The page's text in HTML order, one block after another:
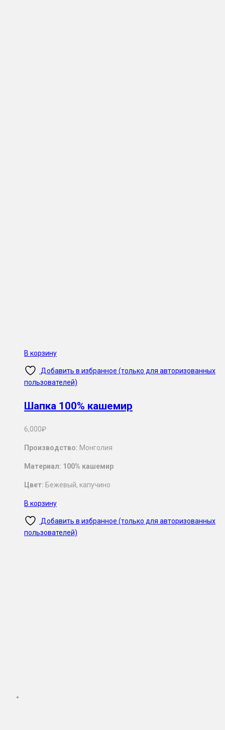
В корзину
Добавить в избранное (только для авторизованных
пользователей)
Шапка 100% кашемир
6,000₽
Производство: Монголия
Материал: 100% кашемир
Цвет: Бежевый, капучино
В корзину
Добавить в избранное (только для авторизованных
пользователей)